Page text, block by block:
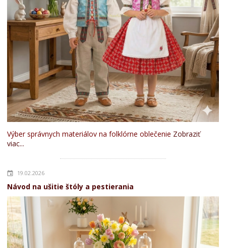
Výber správnych materiálov na folklórne oblečenie Zobraziť
viac...
19.02.2026
Návod na ušitie štóly a pestierania